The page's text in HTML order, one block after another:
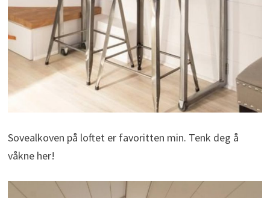
Sovealkoven på loftet er favoritten min. Tenk deg å
våkne her!